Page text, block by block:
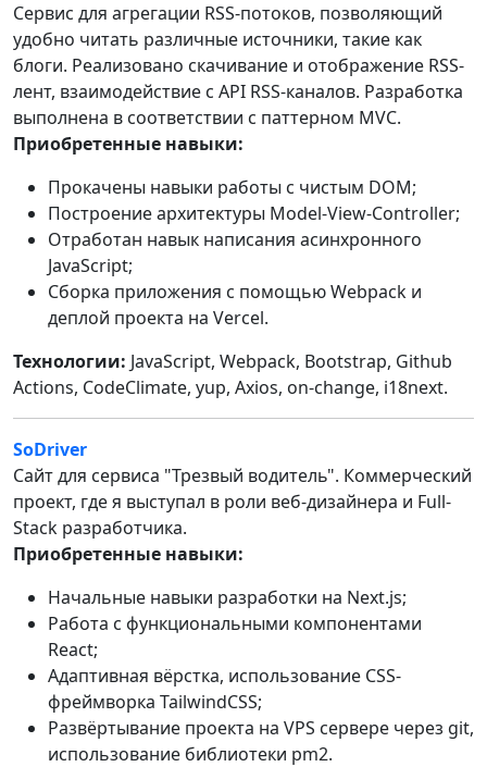
Сервис для агрегации RSS-потоков, позволяющий
удобно читать различные источники, такие как
блоги. Реализовано скачивание и отображение RSS-
лент, взаимодействие с API RSS-каналов. Разработка
выполнена в соответствии с паттерном MVC.
Приобретенные навыки:
Прокачены навыки работы с чистым DOM;
Построение архитектуры Model-View-Controller;
Отработан навык написания асинхронного
JavaScript;
Сборка приложения с помощью Webpack и
деплой проекта на Vercel.
Технологии: JavaScript, Webpack, Bootstrap, Github
Actions, CodeClimate, yup, Axios, on-change, i18next.
SoDriver
Сайт для сервиса "Трезвый водитель". Коммерческий
проект, где я выступал в роли веб-дизайнера и Full-
Stack разработчика.
Приобретенные навыки:
Начальные навыки разработки на Next.js;
Работа с функциональными компонентами
React;
Адаптивная вёрстка, использование CSS-
фреймворка TailwindCSS;
Развёртывание проекта на VPS сервере через git,
использование библиотеки pm2.